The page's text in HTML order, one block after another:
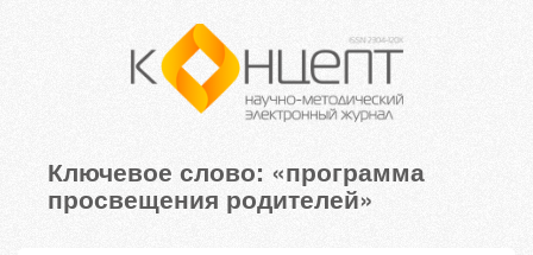
Ключевое слово: «программа
просвещения родителей»